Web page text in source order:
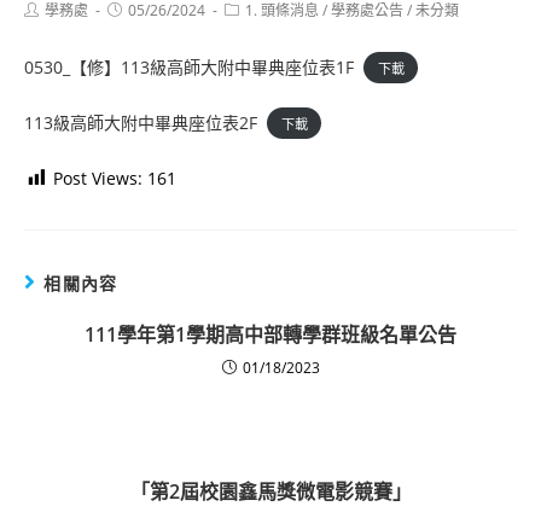
Post學務處
Post05/26/2024
Post1. 頭條消息 /學務處公告/未分類
0530_【修】113級高師大附中畢典座位表1F 下載
113級高師大附中畢典座位表2F 下載
Post Views: 161
相關內容
111學年第1學期高中部轉學群班級名單公告
01/18/2023
「第2屆校園鑫馬獎微電影競賽」